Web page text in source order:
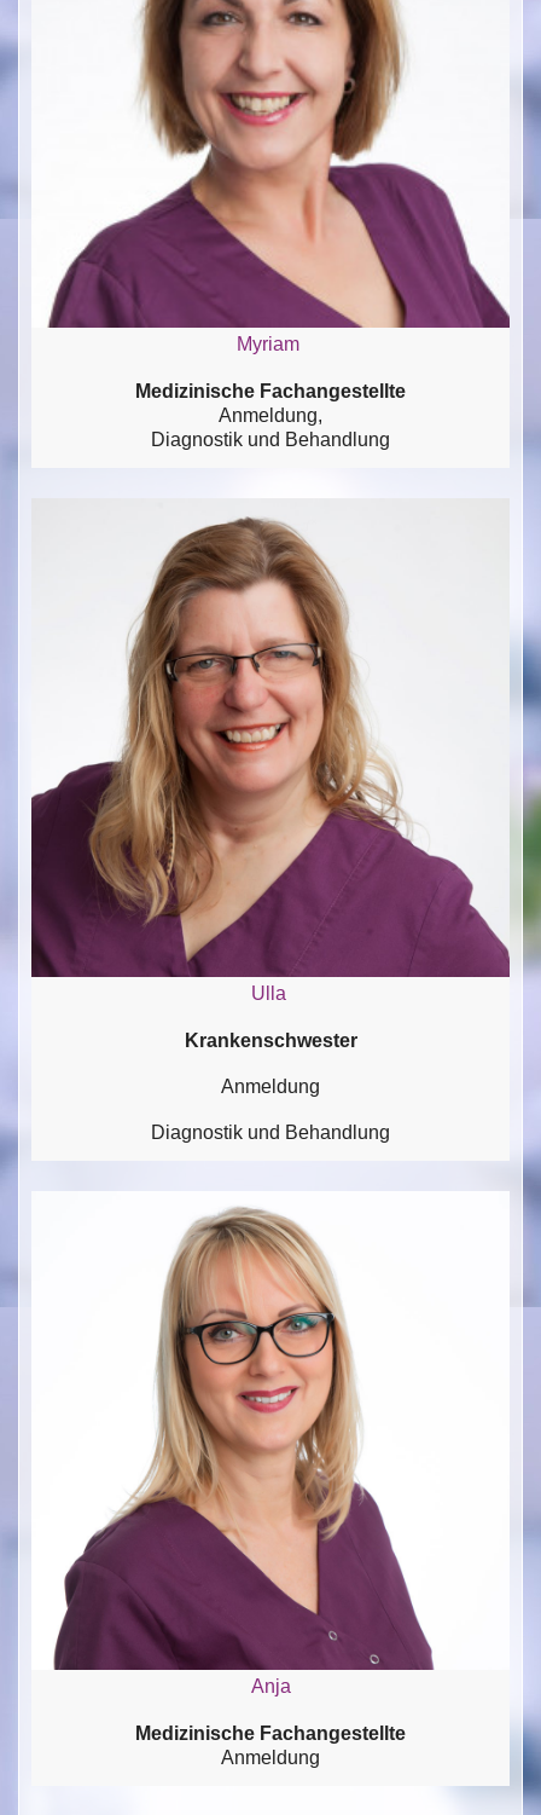
Myriam
Medizinische Fachangestellte
Anmeldung,
Diagnostik und Behandlung
Ulla
Krankenschwester
Anmeldung
Diagnostik und Behandlung
Anja
Medizinische Fachangestellte
Anmeldung